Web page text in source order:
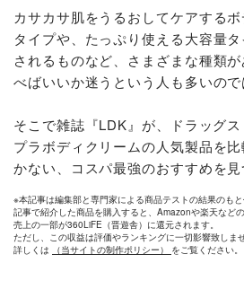
カサカサ肌をうるおしてケアする
タイプや、たっぷり使える大容量
されるものなど、さまざまな種類
べばいいか迷うという人も多いので
そこで雑誌『LDK』が、ドラッグ
プラボディクリームの人気製品を
かない、コスパ最強のおすすめを見
※本記事は編集部と専門家による商品テストの結果のもと
記事で紹介した商品を購入すると、Amazonや楽天など
売上の一部が360LiFE（晋遊舎）に還元されます。
ただし、この収益は評価やランキングに一切影響致しませ
詳しくは
（当サイトの制作ポリシー） をご覧ください。